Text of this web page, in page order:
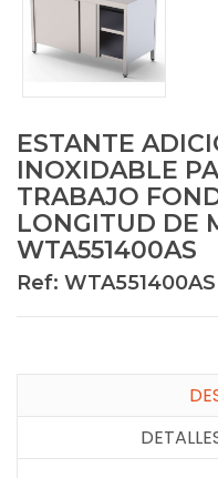
ESTANTE
INOXIDABLE
TRABAJO
LONGITUD DE
WTA551400AS
Ref: WTA551400AS